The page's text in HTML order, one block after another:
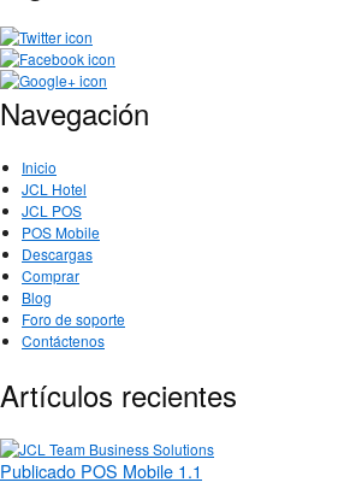
Navegación
Inicio
JCL Hotel
JCL POS
POS Mobile
Descargas
Comprar
Blog
Foro de soporte
Contáctenos
Artículos recientes
Publicado POS Mobile 1.1